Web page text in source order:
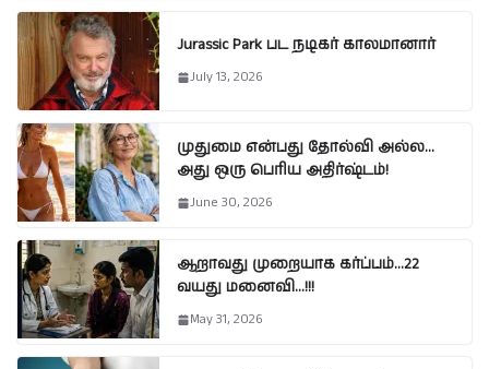
Jurassic Park பட நடிகர் காலமானார்
July 13, 2026
முதுமை என்பது தோல்வி அல்ல…
அது ஒரு பெரிய அதிர்ஷ்டம்!
June 30, 2026
ஆறாவது முறையாக கர்ப்பம்…22
வயது மனைவி…!!!
May 31, 2026